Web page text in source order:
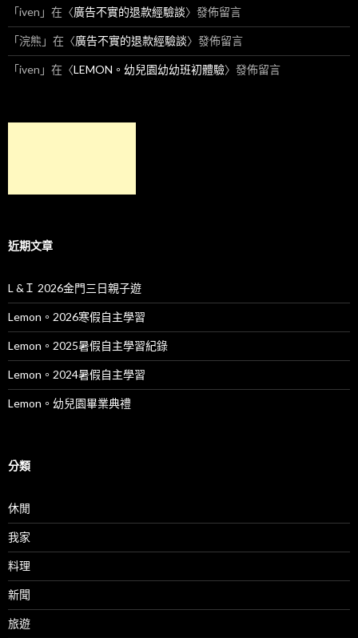
「iven 」在〈廣告不實的退款經驗談〉發佈留言
「浣熊 」在〈廣告不實的退款經驗談〉發佈留言
「iven 」在〈LEMON。幼兒園幼幼班初體驗〉發佈留言
近期文章
L &Ｉ 2026金門三日親子遊
Lemon。2026寒假自主學習
Lemon。2025暑假自主學習紀錄
Lemon。2024暑假自主學習
Lemon。幼兒園畢業典禮
分類
休閒
我家
料理
新聞
旅遊